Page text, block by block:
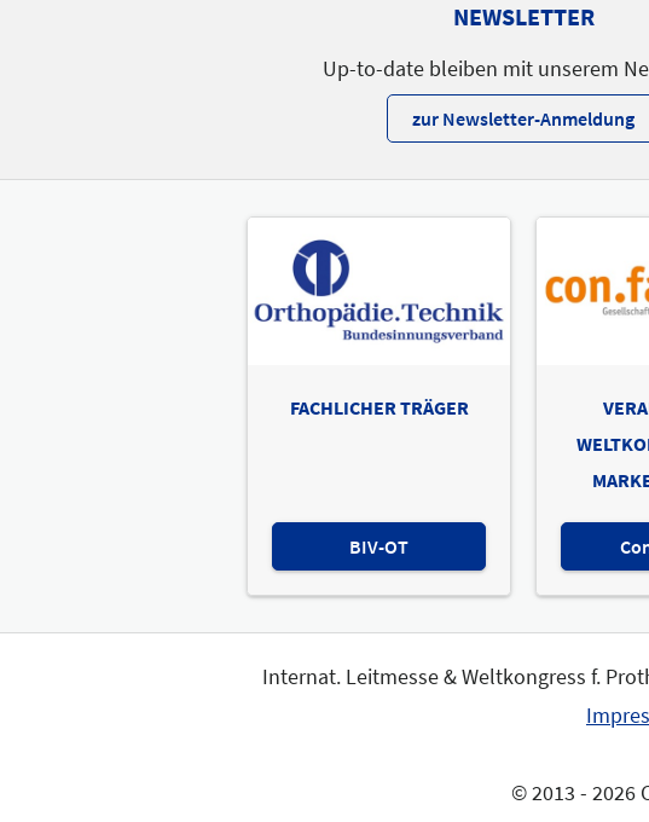
NEWSLETTER
Up-to-date bleiben mit unserem
zur Newsletter-Anmeldung
FACHLICHER TRÄGER
BIV-OT
Internat. Leitmesse & Weltkongress f.
© 2013 - 2026